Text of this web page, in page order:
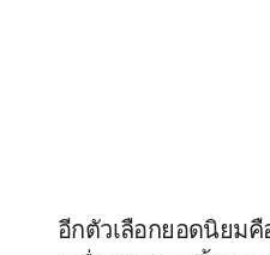
อีกตัวเลือกยอดนิยมคื